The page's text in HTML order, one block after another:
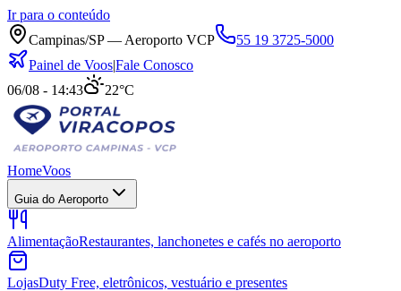
Ir para o conteúdo
Campinas/SP — Aeroporto VCP
55 19 3725-5000
Painel de Voos|Fale Conosco
06/08 - 14:43
22°C
HomeVoos
Guia do Aeroporto
AlimentaçãoRestaurantes, lanchonetes e cafés no aeroporto
LojasDuty Free, eletrônicos, vestuário e presentes